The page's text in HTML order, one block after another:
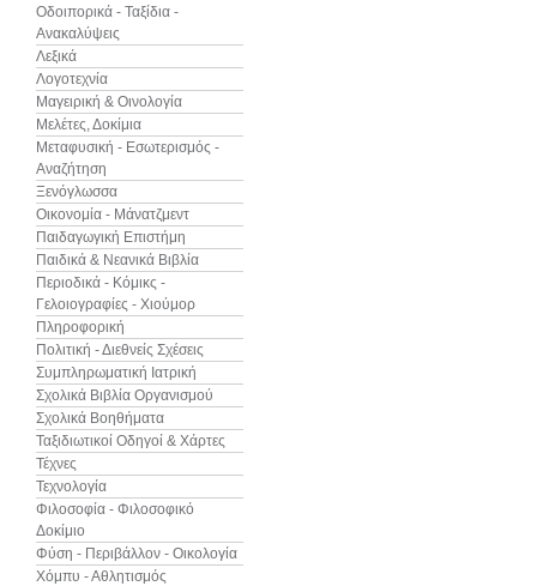
Οδοιπορικά - Ταξίδια -
Ανακαλύψεις
Λεξικά
Λογοτεχνία
Μαγειρική & Οινολογία
Μελέτες, Δοκίμια
Μεταφυσική - Εσωτερισμός -
Αναζήτηση
Ξενόγλωσσα
Οικονομία - Μάνατζμεντ
Παιδαγωγική Επιστήμη
Παιδικά & Νεανικά Βιβλία
Περιοδικά - Κόμικς -
Γελοιογραφίες - Χιούμορ
Πληροφορική
Πολιτική - Διεθνείς Σχέσεις
Συμπληρωματική Ιατρική
Σχολικά Βιβλία Οργανισμού
Σχολικά Βοηθήματα
Ταξιδιωτικοί Οδηγοί & Χάρτες
Τέχνες
Τεχνολογία
Φιλοσοφία - Φιλοσοφικό
Δοκίμιο
Φύση - Περιβάλλον - Οικολογία
Χόμπυ - Αθλητισμός